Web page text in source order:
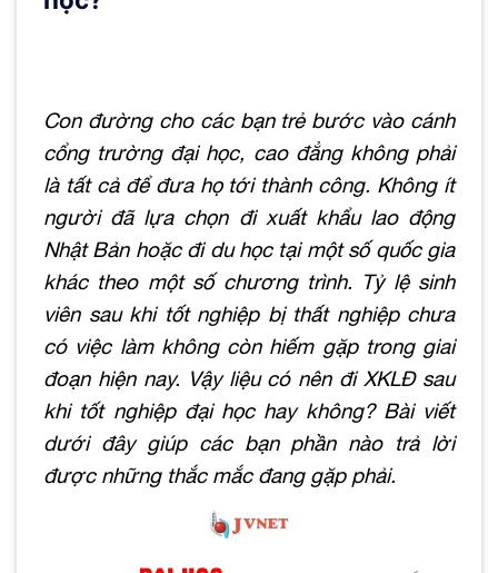
Con đường cho các bạn trẻ bước vào cánh
cổng trường đại học, cao đẳng không phải
là tất cả để đưa họ tới thành công. Không ít
người đã lựa chọn đi xuất khẩu lao động
Nhật Bản hoặc đi du học tại một số quốc gia
khác theo một số chương trình. Tỷ lệ sinh
viên sau khi tốt nghiệp bị thất nghiệp chưa
có việc làm không còn hiếm gặp trong giai
đoạn hiện nay. Vậy liệu có nên đi XKLĐ sau
khi tốt nghiệp đại học hay không? Bài viết
dưới đây giúp các bạn phần nào trả lời
được những thắc mắc đang gặp phải.